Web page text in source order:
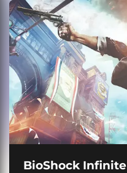
BioShock Infinite